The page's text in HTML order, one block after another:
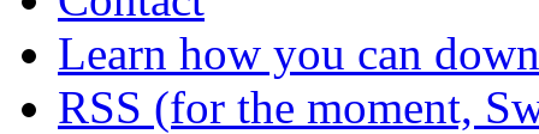
Learn how you can
RSS (for the moment,